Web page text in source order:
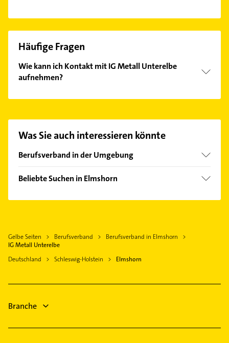
Häufige Fragen
Wie kann ich Kontakt mit IG Metall Unterelbe
aufnehmen?
finden Sie alleKontaktdaten.
Was Sie auch interessieren könnte
Berufsverband in der Umgebung
Stade
Hamburg
Beliebte Suchen in Elmshorn
Phoniatrie
Klempner
Sanitärinstallation
Steuerberater
Gelbe Seiten Berufsverband
Berufsverband in Elmshorn
IG Metall Unterelbe
Deutschland
Schleswig-Holstein Elmshorn
Branche